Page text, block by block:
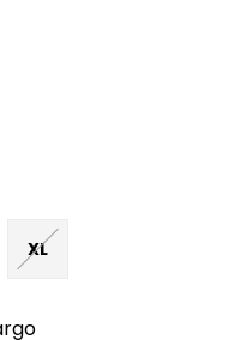
XL